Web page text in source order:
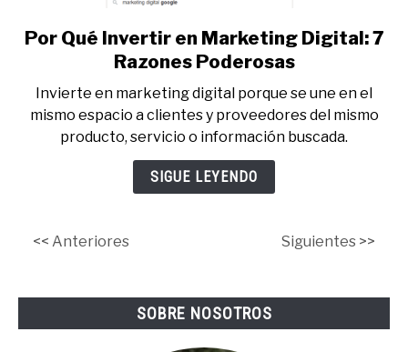
link
to
Qué
Invertir
en
Marketing
Por Qué Invertir en Marketing Digital: 7
Razones Poderosas
Invierte en marketing digital porque se une en el
mismo espacio a clientes y proveedores del mismo
producto, servicio o información buscada.
SIGUE LEYENDO
<< Anteriores Siguientes >>
SOBRE NOSOTROS